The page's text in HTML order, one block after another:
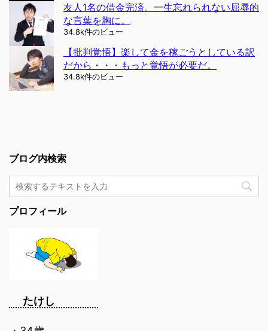
友人1名の借金完済。一生忘れられない屈辱的
な言葉を胸に。
34.8k件のビュー
【批判覚悟】楽して金を稼ごうとしている訳
だから・・・もっと覚悟が必要だ。
34.8k件のビュー
ブログ内検索
プロフィール
たけし